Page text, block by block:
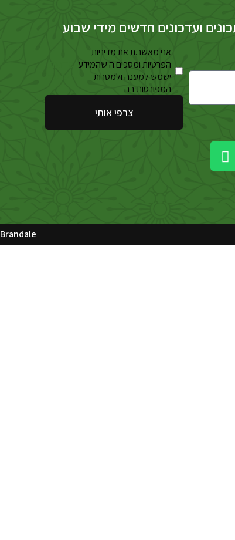
ועדכונים חדשים מידי שבוע
אני מאשר.ת את מדיניות
הפרטיות ומסכים.ה שהמידע
ישמש למענה ולמטרות
המפורטות בה
צרפי אותי
Brandale עיצוב ובניית אתרים